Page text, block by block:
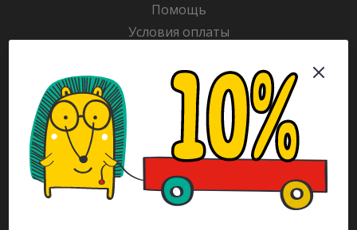
Помощь
Условия оплаты
Гарантия на товар
Раскраски
Рекламодателям
Каталог
Будьте всегда в курсе!